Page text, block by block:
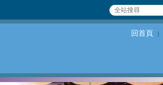
回首頁 ｜